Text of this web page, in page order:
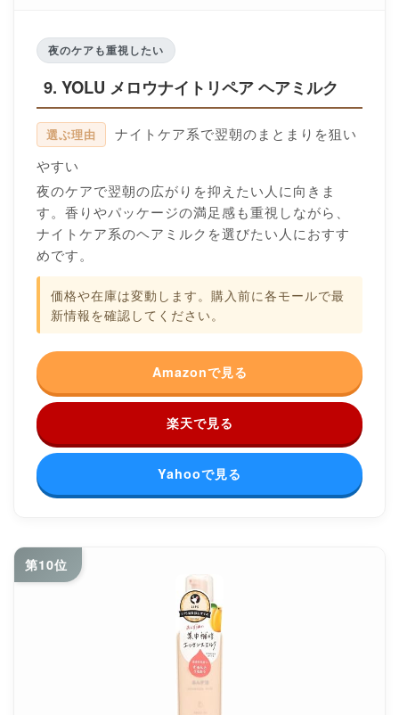
夜のケアも重視したい
9. YOLU メロウナイトリペア ヘアミルク
選ぶ理由
ナイトケア系で翌朝のまとまりを狙い
やすい
夜のケアで翌朝の広がりを抑えたい人に向きま
す。香りやパッケージの満足感も重視しながら、
ナイトケア系のヘアミルクを選びたい人におすす
めです。
価格や在庫は変動します。購入前に各モールで最
新情報を確認してください。
Amazonで見る
楽天で見る
Yahooで見る
第10位